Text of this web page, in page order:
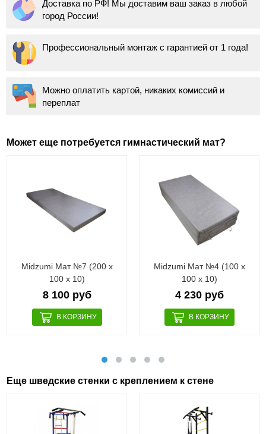
Доставка по РФ! Мы доставим ваш заказ в любой
город России!
Профессиональный монтаж с гарантией от 1 года!
Можно оплатить картой, никаких комиссий и
переплат
Может еще потребуется гимнастический мат?
Midzumi Мат №7 (200 х
100 х 10)
8 100 руб
Midzumi Мат №4 (100 х
100 х 10)
4 230 руб
Еще шведские стенки с креплением к стене